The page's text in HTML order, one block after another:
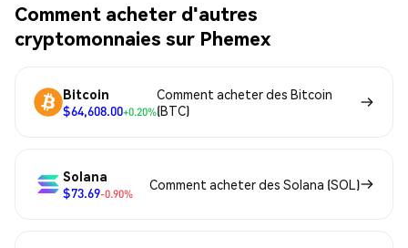
Comment acheter d'autres
cryptomonnaies sur Phemex
Bitcoin
$64,608.00+0.20%
Comment acheter des Bitcoin
(BTC)
Solana
$73.69-0.90%
Comment acheter des Solana (SOL)